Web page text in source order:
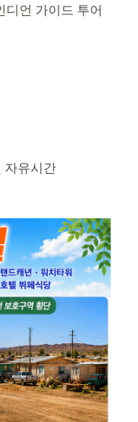
디언 가이드 투어
자유시간